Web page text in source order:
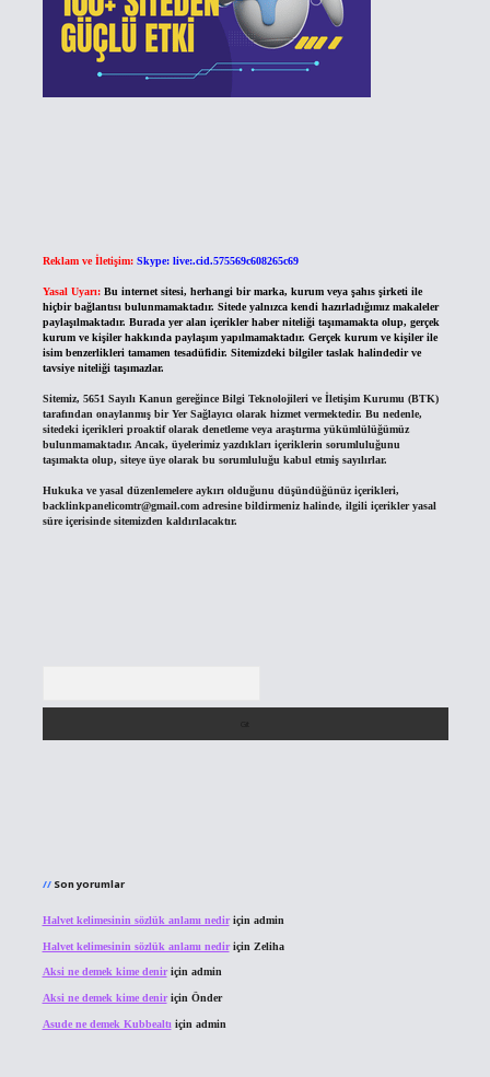
Reklam ve İletişim: Skype: live:.cid.575569c608265c69
Yasal Uyarı: Bu internet sitesi, herhangi bir marka, kurum veya şahıs şirketi ile
hiçbir bağlantısı bulunmamaktadır. Sitede yalnızca kendi hazırladığımız makaleler
paylaşılmaktadır. Burada yer alan içerikler haber niteliği taşımamakta olup, gerçek
kurum ve kişiler hakkında paylaşım yapılmamaktadır. Gerçek kurum ve kişiler ile
isim benzerlikleri tamamen tesadüfidir. Sitemizdeki bilgiler taslak halindedir ve
tavsiye niteliği taşımazlar.
Sitemiz, 5651 Sayılı Kanun gereğince Bilgi Teknolojileri ve İletişim Kurumu (BTK)
tarafından onaylanmış bir Yer Sağlayıcı olarak hizmet vermektedir. Bu nedenle,
sitedeki içerikleri proaktif olarak denetleme veya araştırma yükümlülüğümüz
bulunmamaktadır. Ancak, üyelerimiz yazdıkları içeriklerin sorumluluğunu
taşımakta olup, siteye üye olarak bu sorumluluğu kabul etmiş sayılırlar.
Hukuka ve yasal düzenlemelere aykırı olduğunu düşündüğünüz içerikleri,
backlinkpanelicomtr@gmail.comadresine bildirmeniz halinde, ilgili içerikler yasal
süre içerisinde sitemizden kaldırılacaktır.
Son yorumlar
Halvet kelimesinin sözlük anlamı nediriçin admin
Halvet kelimesinin sözlük anlamı nediriçin Zeliha
Aksi ne demek kime deniriçin admin
Aksi ne demek kime deniriçin Önder
Asude ne demek Kubbealtı için admin